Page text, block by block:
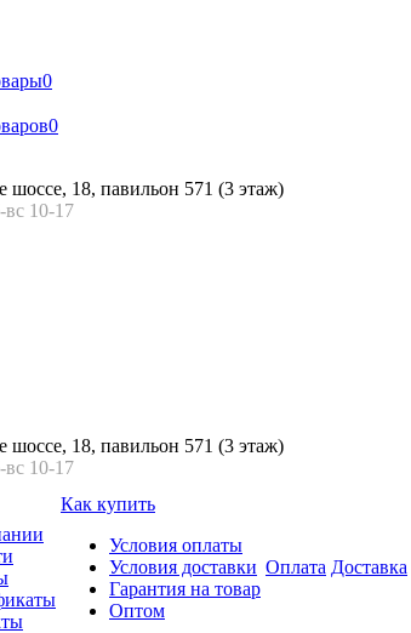
0
0
шоссе, 18, павильон 571 (3 этаж)
вс 10-17
шоссе, 18, павильон 571 (3 этаж)
вс 10-17
Как купить
Условия оплаты
Условия доставки
Гарантия на товар
Оптом
Оплата Доставка